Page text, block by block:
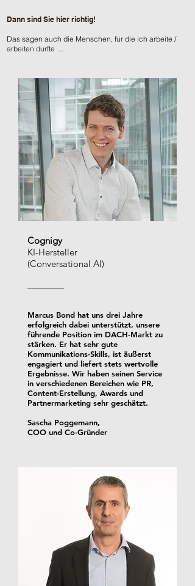
Dann sind Sie hier richtig!
Das sagen auch die Menschen, für die ich arbeite /
arbeiten durfte ...
Cognigy
KI-Hersteller
(Conversational AI)
Marcus Bond hat uns drei Jahre
erfolgreich dabei unterstützt, unsere
führende Position im DACH-Markt zu
stärken. Er hat sehr gute
Kommunikations-Skills, ist äußerst
engagiert und liefert stets wertvolle
Ergebnisse. Wir haben seinen Service
in verschiedenen Bereichen wie PR,
Content-Erstellung, Awards und
Partnermarketing sehr geschätzt.
Sascha Poggemann,
COO und Co-Gründer